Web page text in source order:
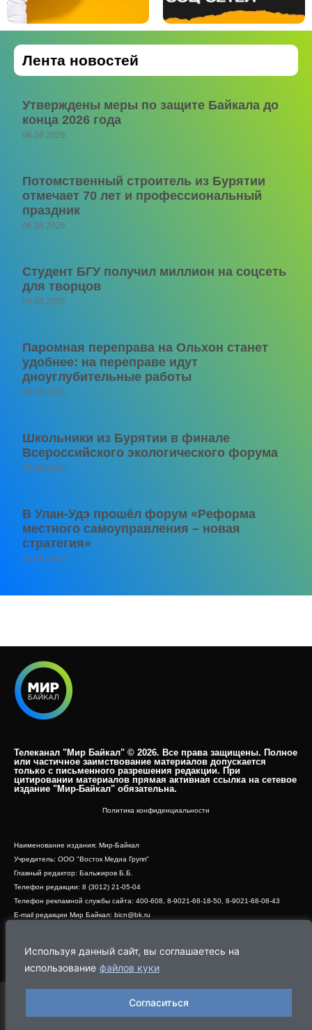
Используя данный сайт, вы соглашаетесь на
использование файлов куки
Согласиться
Лента новостей
Утверждены меры по защите Байкала до
конца 2026 года
06.08.2026
Потомственный строитель из Бурятии
отмечает 70 лет и профессиональный
праздник
06.08.2026
Студент БГУ получил миллион на соцсеть
для творцов
06.08.2026
Паромная переправа на Ольхон станет
удобнее: на переправе идут
дноуглубительные работы
06.08.2026
Школьники из Бурятии в финале
Всероссийского экологического форума
06.08.2026
В Улан-Удэ прошёл форум «Реформа
местного самоуправления – новая
стратегия»
05.08.2026
Телеканал "Мир Байкал" © 2026. Все права защищены. Полное
или частичное заимствование материалов допускается
только с письменного разрешения редакции. При
цитировании материалов прямая активная ссылка на сетевое
издание "Мир-Байкал" обязательна.​
Политика конфиденциальности
Наименование издания: Мир-Байкал
Учредитель: ООО "Восток Медиа Групп"
Главный редактор: Бальжиров Б.Б.
Телефон редакции: 8 (3012) 21-05-04
Телефон рекламной службы сайта: 400-608, 8-9021-68-18-50, 8-9021-68-08-43
E-mail редакции Мир Байкал: bicn@bk.ru
Адрес редакции: 670000, г. Улан-Удэ, ул. Профсоюзная, дом 44, офис 1